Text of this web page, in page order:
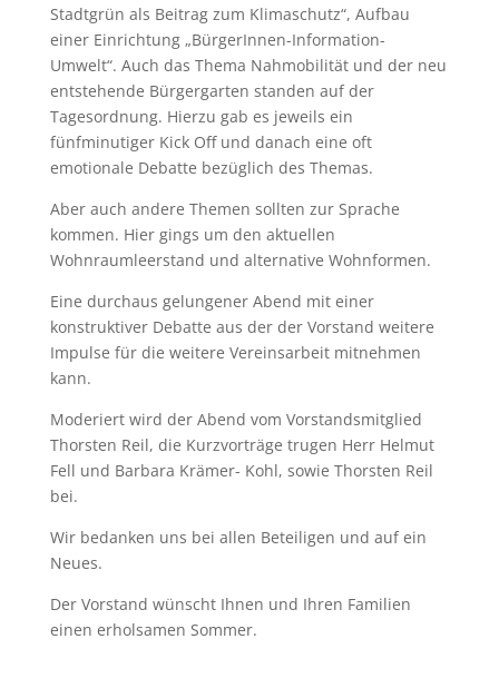
Stadtgrün als Beitrag zum Klimaschutz“, Aufbau
einer Einrichtung „BürgerInnen-Information-
Umwelt“. Auch das Thema Nahmobilität und der neu
entstehende Bürgergarten standen auf der
Tagesordnung. Hierzu gab es jeweils ein
fünfminutiger Kick Off und danach eine oft
emotionale Debatte bezüglich des Themas.
Aber auch andere Themen sollten zur Sprache
kommen. Hier gings um den aktuellen
Wohnraumleerstand und alternative Wohnformen.
Eine durchaus gelungener Abend mit einer
konstruktiver Debatte aus der der Vorstand weitere
Impulse für die weitere Vereinsarbeit mitnehmen
kann.
Moderiert wird der Abend vom Vorstandsmitglied
Thorsten Reil, die Kurzvorträge trugen Herr Helmut
Fell und Barbara Krämer- Kohl, sowie Thorsten Reil
bei.
Wir bedanken uns bei allen Beteiligen und auf ein
Neues.
Der Vorstand wünscht Ihnen und Ihren Familien
einen erholsamen Sommer.